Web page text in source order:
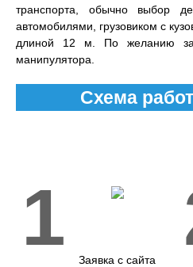
транспорта, обычно выбор
автомобилями, грузовиком с
длиной 12 м. По желанию
манипулятора.
Схема
1
Заявка с сайта